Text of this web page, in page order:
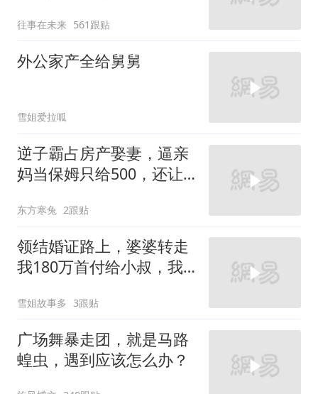
往事在未来 561跟贴
外公家产全给舅舅
雪姐爱拉呱
逆子霸占房产娶妻，逼亲
妈当保姆只给500，还让
东方寒兔 2跟贴
领结婚证路上，婆婆转走
我180万首付给小叔，我
雪姐故事多 3跟贴
广场舞暴走团，就是马路
蝗虫，遇到应该怎么办？